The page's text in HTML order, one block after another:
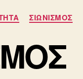
ΣΙΩΝΙΣΜΟΣ